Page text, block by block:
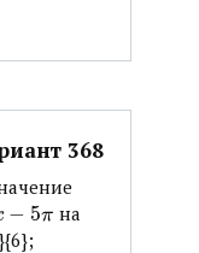
368
− 5π ​ на